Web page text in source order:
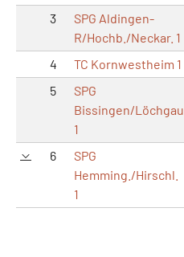
3
SPG Aldingen-
R/Hochb./Neckar. 1
4 TC Kornwestheim 1
5
SPG
Bissingen/Löchgau
1
6
SPG
Hemming./Hirschl.
1